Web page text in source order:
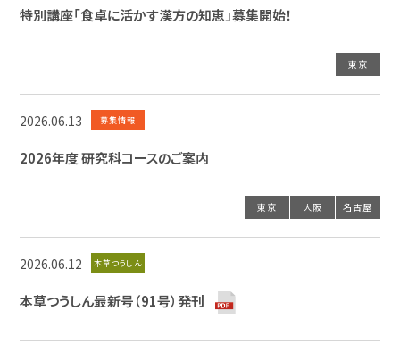
特別講座「食卓に活かす漢方の知恵」募集開始！
東京
2026.06.13 募集情報
2026年度 研究科コースのご案内
東京 大阪 名古屋
2026.06.12 本草つうしん
本草つうしん最新号（91号）発刊